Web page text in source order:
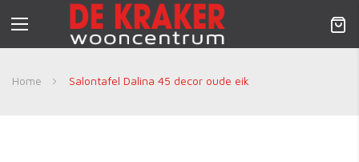
Nav
activeren
Home Salontafel Dalina 45 decor oude eik